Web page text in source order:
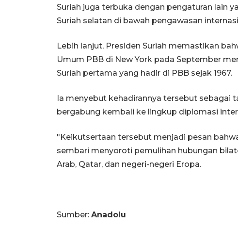
Suriah juga terbuka dengan pengaturan lain
Suriah selatan di bawah pengawasan
Lebih lanjut, Presiden Suriah memastikan
Umum PBB di New York pada September
Suriah pertama yang hadir di PBB sejak 1967.
Ia menyebut kehadirannya tersebut sebagai
bergabung kembali ke lingkup diplomasi
"Keikutsertaan tersebut menjadi pesan
sembari menyoroti pemulihan hubungan
Arab, Qatar, dan negeri-negeri Eropa.
Sumber: Anadolu